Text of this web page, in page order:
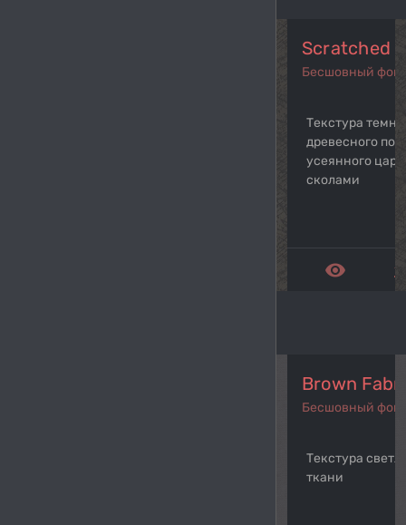
Scratched
Бесшовный фон
Текстура
древесного
усеянного
сколами
remove_red_eye
Brown
Бесшовный фон
Текстура
ткани